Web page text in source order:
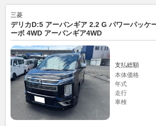
三菱
デリカD:5 アーバンギア 2.2 G パワーパッケ
ーボ 4WD アーバンギア4WD
支払総額
本体価格
年式
走行
車検